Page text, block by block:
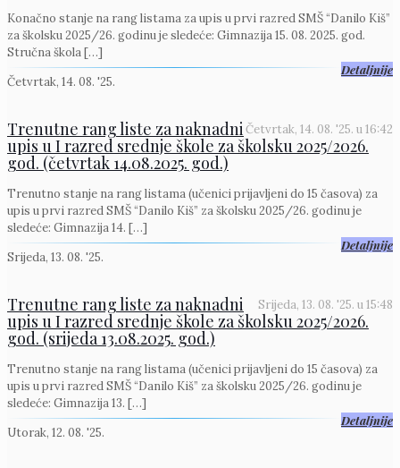
Konačno stanje na rang listama za upis u prvi razred SMŠ “Danilo Kiš”
za školsku 2025/26. godinu je sledeće: Gimnazija 15. 08. 2025. god.
Stručna škola[…]
Detaljnije
Četvrtak, 14. 08. '25.
Četvrtak, 14. 08. '25. u16:42
Trenutne rang liste za naknadni
upis u I razred srednje škole za školsku 2025/2026.
god. (četvrtak 14.08.2025. god.)
Trenutno stanje na rang listama (učenici prijavljeni do 15 časova) za
upis u prvi razred SMŠ “Danilo Kiš” za školsku 2025/26. godinu je
sledeće: Gimnazija 14. […]
Detaljnije
Srijeda, 13. 08. '25.
Srijeda, 13. 08. '25. u15:48
Trenutne rang liste za naknadni
upis u I razred srednje škole za školsku 2025/2026.
god. (srijeda 13.08.2025. god.)
Trenutno stanje na rang listama (učenici prijavljeni do 15 časova) za
upis u prvi razred SMŠ “Danilo Kiš” za školsku 2025/26. godinu je
sledeće: Gimnazija 13. […]
Detaljnije
Utorak, 12. 08. '25.